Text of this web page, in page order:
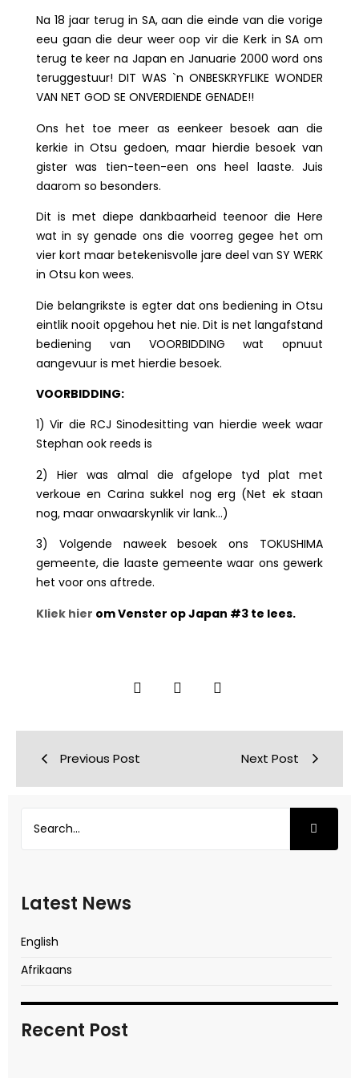
Na 18 jaar terug in SA, aan die einde van die vorige
eeu gaan die deur weer oop vir die Kerk in SA om
terug te keer na Japan en Januarie 2000 word ons
teruggestuur! DIT WAS `n ONBESKRYFLIKE WONDER
VAN NET GOD SE ONVERDIENDE GENADE!!
Ons het toe meer as eenkeer besoek aan die
kerkie in Otsu gedoen, maar hierdie besoek van
gister was tien-teen-een ons heel laaste. Juis
daarom so besonders.
Dit is met diepe dankbaarheid teenoor die Here
wat in sy genade ons die voorreg gegee het om
vier kort maar betekenisvolle jare deel van SY WERK
in Otsu kon wees.
Die belangrikste is egter dat ons bediening in Otsu
eintlik nooit opgehou het nie. Dit is net langafstand
bediening van VOORBIDDING wat opnuut
aangevuur is met hierdie besoek.
VOORBIDDING:
1) Vir die RCJ Sinodesitting van hierdie week waar
Stephan ook reeds is
2) Hier was almal die afgelope tyd plat met
verkoue en Carina sukkel nog erg (Net ek staan
nog, maar onwaarskynlik vir lank…)
3) Volgende naweek besoek ons TOKUSHIMA
gemeente, die laaste gemeente waar ons gewerk
het voor ons aftrede.
Kliek hier om Venster op Japan #3 te lees.
Previous Post Next Post
Latest News
English
Afrikaans
Recent Post